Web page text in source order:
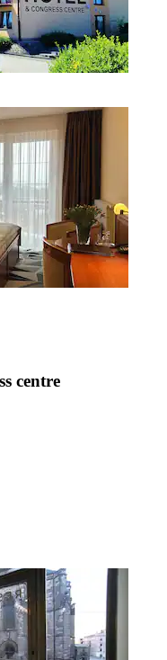
centre